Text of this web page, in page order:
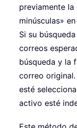
previamente
minúsculas»
Si su
correos
búsqueda y la
correo
esté
activo esté